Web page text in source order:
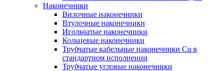
Наконечники
Вилочные наконечники
Втулочные наконечники
Игольчатые наконечники
Кольцевые наконечники
Трубчатые кабельные наконечники Cu в
стандартном исполнении
Трубчатые угловые наконечники